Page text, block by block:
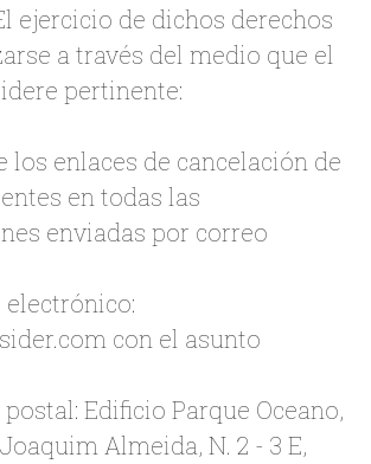
ejercicio de dichos derechos
a través del medio que el
pertinente:
los enlaces de cancelación de
en todas las
enviadas por correo
electrónico:
con el asunto
Edificio Parque Oceano,
Almeida, N. 2 - 3 E,